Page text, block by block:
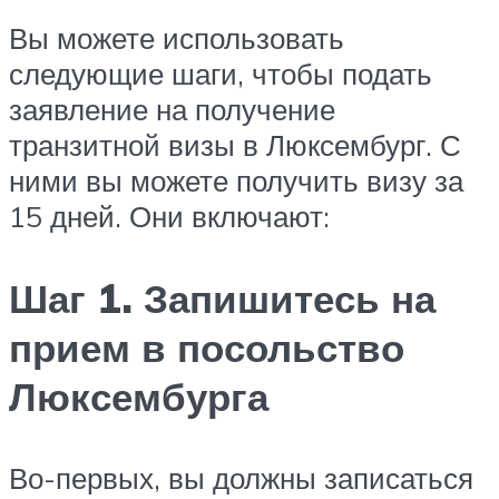
Вы можете использовать
следующие шаги, чтобы подать
заявление на получение
транзитной визы в Люксембург. С
ними вы можете получить визу за
15 дней. Они включают:
Шаг 1. Запишитесь на
прием в посольство
Люксембурга
Во-первых, вы должны записаться